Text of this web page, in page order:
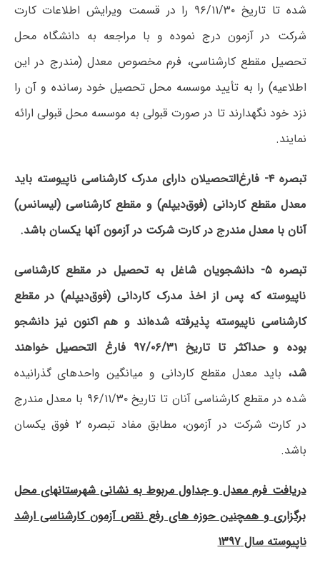
شده تا تاریخ ۹۶/۱۱/۳۰ را در قسمت ویرایش اطلاعات کارت
شرکت در آزمون درج نموده و با مراجعه به دانشگاه محل
تحصیل مقطع کارشناسی، فرم مخصوص معدل (مندرج در این
اطلاعیه) را به تأیید موسسه محل تحصیل خود رسانده و آن را
نزد خود نگهدارند تا در صورت قبولی به موسسه محل قبولی ارائه
نمایند.
تبصره ۴-
فارغ‌التحصیلان‌ دارای مدرک کارشناسی ناپیوسته باید
معدل مقطع کاردانی (فوق‌دیپلم‌) و مقطع کارشناسی (لیسانس)
آنان با معدل مندرج در کارت شرکت در آزمون آنها یکسان باشد.
تبصره ۵-
دانشجویان‌ شاغل به تحصیل‌ در مقطع کارشناسی
ناپیوسته که‌ پس‌ از اخذ مدرک‌ کاردانی (فوق‌دیپلم‌) در مقطع‌
کارشناسی‌ ناپیوسته پذیرفته‌ شده‌اند و هم اکنون نیز دانشجو
بوده و حداکثر تا تاریخ ۹۷/۰۶/۳۱ فارغ التحصیل خواهند
شد، باید معدل مقطع کاردانی و میانگین‌ واحدهای‌ گذرانیده‌
شده در مقطع کارشناسی آنان تا تاریخ ‌۹۶/۱۱/۳۰ با معدل مندرج
در کارت شرکت در آزمون، مطابق مفاد تبصره ۲ فوق یکسان
باشد.
دریافت فرم معدل و جداول مربوط به نشانی شهرستانهای محل
برگزاری و همچنین حوزه های رفع نقص آزمون کارشناسی ارشد
ناپیوسته سال ۱۳۹۷